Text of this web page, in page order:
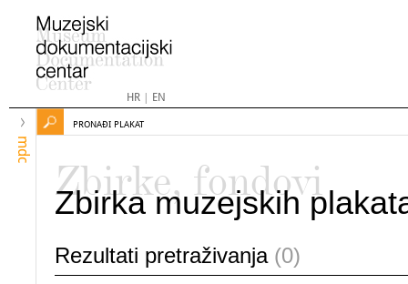
HR| EN
mdc
PRONAĐI PLAKAT
Zbirke, fondovi
Zbirka muzejskih
Rezultati pretraživanja (0)